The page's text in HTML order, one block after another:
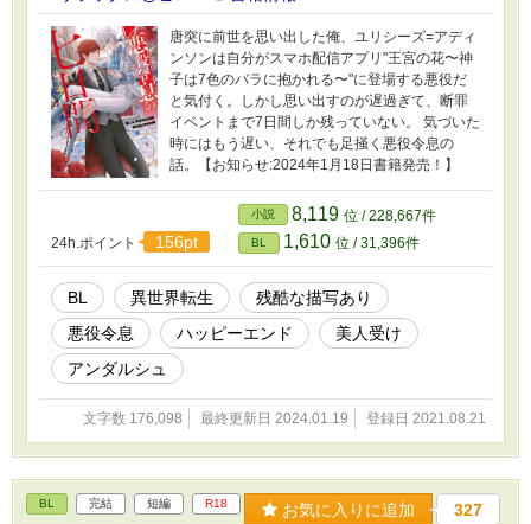
唐突に前世を思い出した俺、ユリシーズ=アディ
ンソンは自分がスマホ配信アプリ"王宮の花〜神
子は7色のバラに抱かれる〜"に登場する悪役だ
と気付く。しかし思い出すのが遅過ぎて、断罪
イベントまで7日間しか残っていない。 気づいた
時にはもう遅い、それでも足掻く悪役令息の
話。【お知らせ:2024年1月18日書籍発売！】
24h.ポイント 156pt
小説 8,119 位 / 228,667件
BL 1,610 位 / 31,396件
BL 異世界転生
残酷な描写あり
悪役令息
ハッピーエンド
美人受け
アンダルシュ
文字数 176,098 最終更新日 2024.01.19 登録日 2021.08.21
BL 完結 短編 R18 お気に入りに追加 327